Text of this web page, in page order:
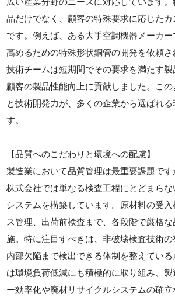
品だけでなく、顧客の特殊要求に応じた
です。例えば、ある大手空調機器メーカ
高めるための特殊形状銅管の開発を依頼
技術チームは短期間でその要求を満たす製
顧客の製品性能向上に貢献しました。こ
と技術開発力が、多くの企業から選ばれる
す。
【品質へのこだわりと環境への配慮】
製造業において品質管理は最重要課題で
株式会社では単なる検査工程にとどまら
システムを構築しています。原材料の受
ス管理、出荷前検査まで、各段階で厳格
施。特に注目すべきは、非破壊検査技術
内部欠陥まで検出できる体制を整えてい
は環境負荷低減にも積極的に取り組み、
ー効率化や廃材リサイクルシステムの確立